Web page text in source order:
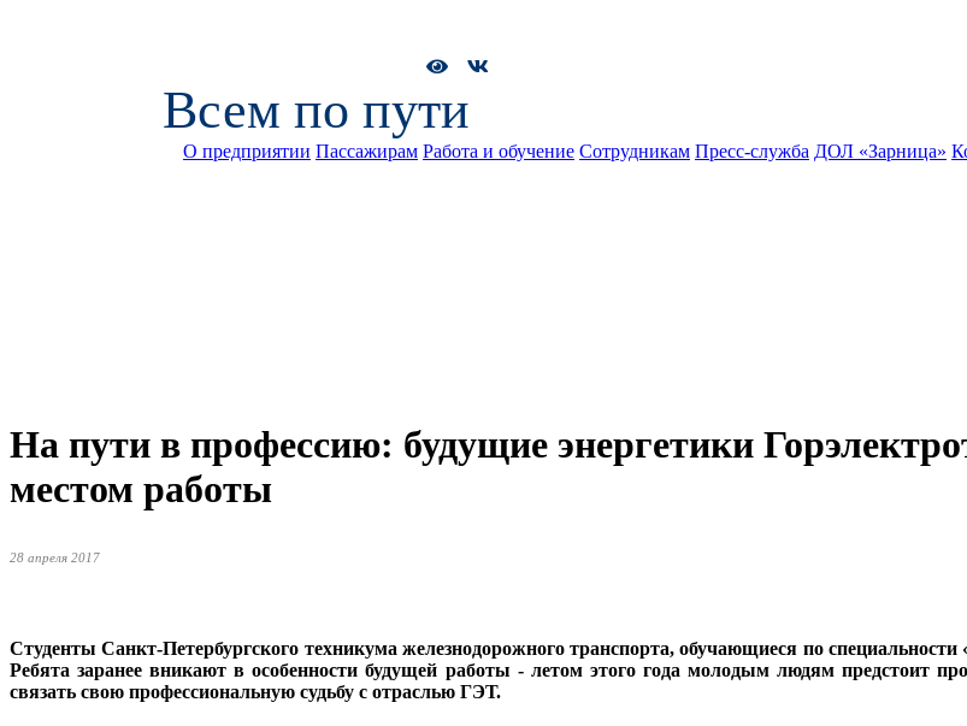
Всем по пути
О предприятии Пассажирам Работа и обучение Сотрудникам Пресс-служба ДОЛ «Зарница»
На пути в профессию: будущие энергетики
местом работы
28 апреля 2017
Студенты Санкт-Петербургского техникума железнодорожного транспорта, обучающиеся по
Ребята заранее вникают в особенности будущей работы - летом этого года молодым людям предстоит
связать свою профессиональную судьбу с отраслью ГЭТ.